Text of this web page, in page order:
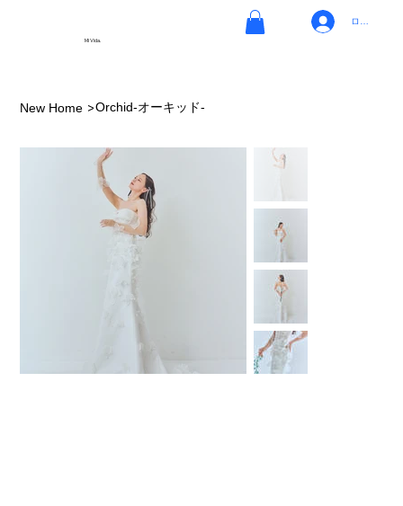
Mi Vida.
ログイン
New Home >Orchid-オーキッド-